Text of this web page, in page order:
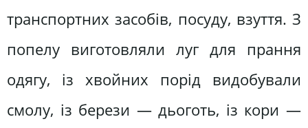
транспортних засобів, посуду, взуття. З
попелу виготовляли луг для прання
одягу, із хвойних порід видобували
смолу, із берези — дьоготь, із кори —